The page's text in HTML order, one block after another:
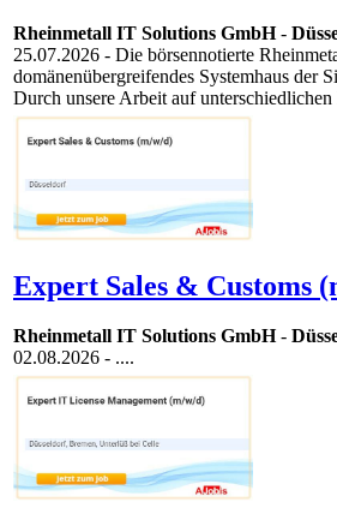
Rheinmetall IT Solutions GmbH-
25.07.2026 - Die börsennotierte
domänenübergreifendes Systemhaus der
Durch unsere Arbeit auf unterschiedlichen
Expert Sales & Customs
Rheinmetall IT Solutions GmbH-
02.08.2026 - ....